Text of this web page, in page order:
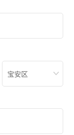
宝安区